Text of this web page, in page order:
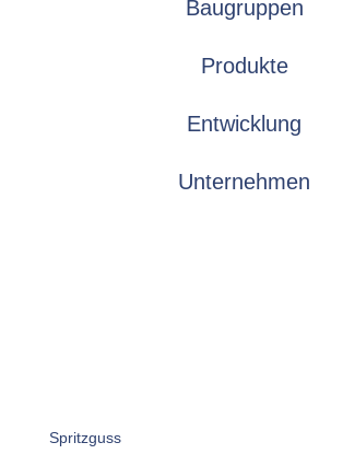
Baugruppen
Produkte
Entwicklung
Unternehmen
Spritzguss